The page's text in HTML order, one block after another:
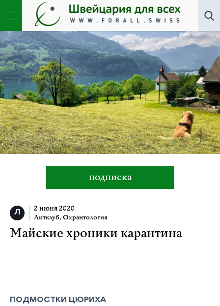
Литклуб Охрантология»Майские хроники
карантина
подписка
2 июня 2020
Литклуб, Охрантология
Майские хроники карантина
ПОДМОСТКИ ЦЮРИХА